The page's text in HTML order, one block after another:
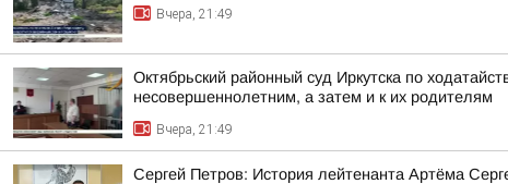
Вчера, 21:49
Октябрьский районный суд Иркутска по
несовершеннолетним, а затем и к их родителям
Вчера, 21:49
Сергей Петров: История лейтенанта Артёма